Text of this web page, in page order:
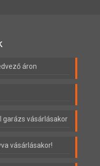
áron
garázs vásárlásakor
vásárlásakor!